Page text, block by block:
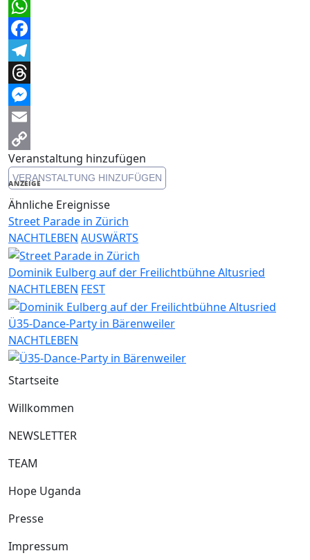
WhatsApp
Facebook
Telegram
Threads
Messenger
Email
Copy
Link
Veranstaltung hinzufügen
VERANSTALTUNG HINZUFÜGEN
ANZEIGE
Ähnliche Ereignisse
Street Parade in Zürich
NACHTLEBEN AUSWÄRTS
Dominik Eulberg auf der Freilichtbühne Altusried
NACHTLEBEN FEST
Ü35-Dance-Party in Bärenweiler
NACHTLEBEN
Startseite
Willkommen
NEWSLETTER
TEAM
Hope Uganda
Presse
Impressum